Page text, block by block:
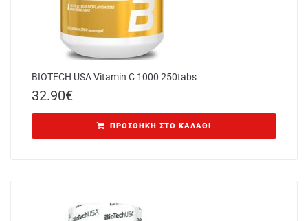
BIOTECH USA Vitamin C 1000 250tabs
32.90€
ΠΡΟΣΘΉΚΗ ΣΤΟ ΚΑΛΆΘΙ